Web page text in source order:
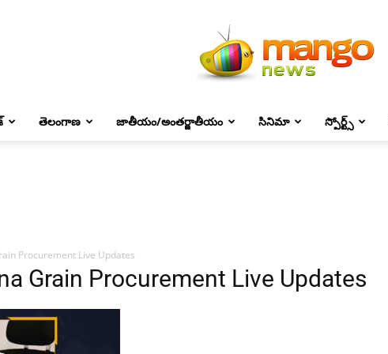
తెలంగాణ జాతీయం/అంతర్జాతీయం సినిమా స్పోర్ట్స్
Procurement Live Updates
Grain Procurement Live Updates